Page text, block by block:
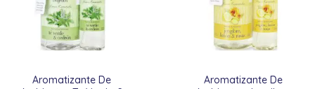
Aromatizante De
Aromatizante De